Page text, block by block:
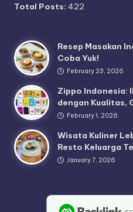
Total Posts: 422
Resep Masakan
Coba Yuk!
February 23, 2026
Zippo Indonesia:
dengan Kualitas,
February 1, 2026
Wisata Kuliner
Resto Keluarga
January 7, 2026